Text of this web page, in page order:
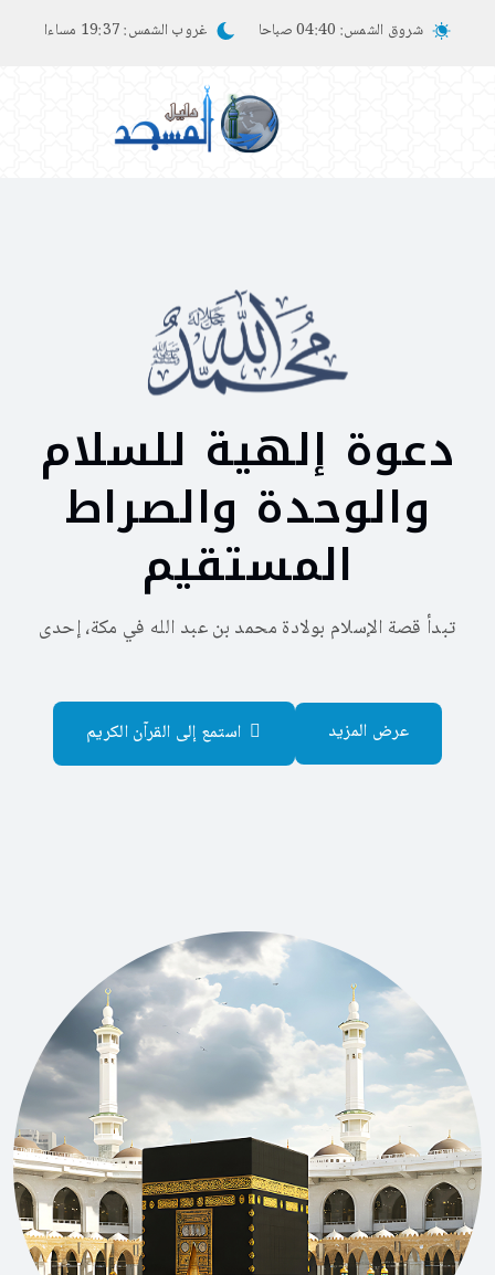
شروق الشمس: 04:40 صباحا غروب الشمس:19:37 مساءا
دعوة إلهية للسلام
والوحدة والصراط
المستقيم
تبدأ قصة الإسلام بولادة محمد بن عبد الله في مكة، إحدى